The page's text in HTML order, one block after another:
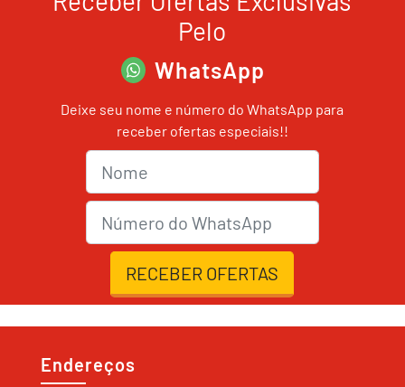
Pelo
WhatsApp
Deixe seu nome e número do WhatsApp para
receber ofertas especiais!!
Nome
nmrWhats
RECEBER OFERTAS
Endereços